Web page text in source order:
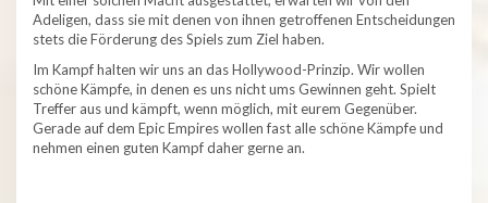
Adeligen, dass sie mit denen von ihnen getroffenen Entscheidungen
stets die Förderung des Spiels zum Ziel haben.
Im Kampf halten wir uns an das Hollywood-Prinzip. Wir wollen
schöne Kämpfe, in denen es uns nicht ums Gewinnen geht. Spielt
Treffer aus und kämpft, wenn möglich, mit eurem Gegenüber.
Gerade auf dem Epic Empires wollen fast alle schöne Kämpfe und
nehmen einen guten Kampf daher gerne an.